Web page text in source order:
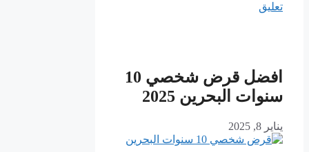
تعليق
افضل قرض شخصي 10
سنوات البحرين 2025
يناير 8, 2025